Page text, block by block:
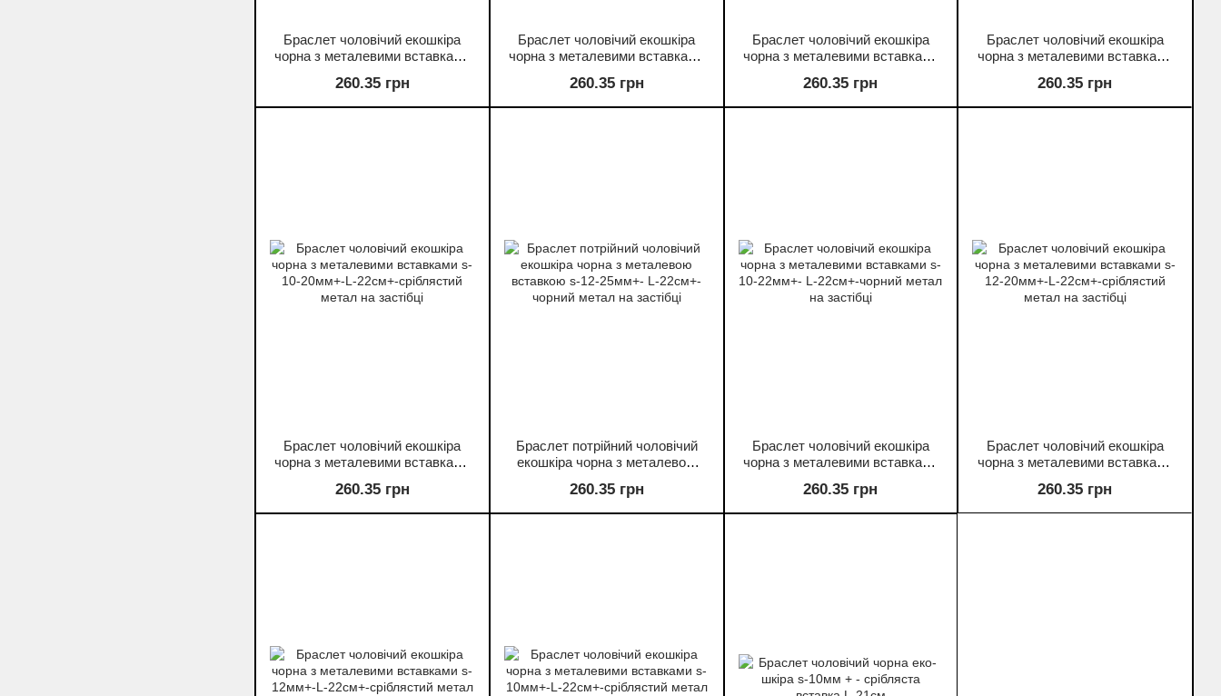
Браслет чоловічий екошкіра
чорна з металевими вставками
метал на застібці
260.35 грн
Браслет чоловічий екошкіра
чорна з металевими вставками
метал на застібці
260.35 грн
Браслет чоловічий екошкіра
чорна з металевими вставками
метал на застібці
260.35 грн
Браслет чоловічий екошкіра
чорна з металевими вставками
метал на застібці
260.35 грн
Браслет чоловічий екошкіра
чорна з металевими вставками
метал на застібці
260.35 грн
Браслет потрійний чоловічий
екошкіра чорна з металевою
чорний метал на застібці
260.35 грн
Браслет чоловічий екошкіра
чорна з металевими вставками
метал на застібці
260.35 грн
Браслет чоловічий екошкіра
чорна з металевими вставками
метал на застібці
260.35 грн